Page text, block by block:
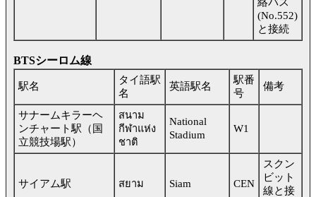
(No.552)
と接続
BTSシーロム線
駅名
タイ語駅
名
英語駅名
駅番
号
備考
サナームキラーヘ
ンチャート駅（国
立競技場駅）
สนาม
กีฬาแห่ง
ชาติ
National
Stadium
W1
サイアム駅 สยาม Siam CEN
スクン
ビット
線と接